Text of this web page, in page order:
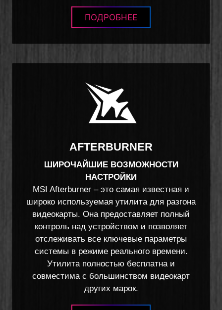
ПОДРОБНЕЕ
AFTERBURNER
ШИРОЧАЙШИЕ ВОЗМОЖНОСТИ
НАСТРОЙКИ
MSI Afterburner – это самая известная и
широко используемая утилита для разгона
видеокарты. Она предоставляет полный
контроль над устройством и позволяет
отслеживать все ключевые параметры
системы в режиме реального времени.
Утилита полностью бесплатна и
совместима с большинством видеокарт
других марок.